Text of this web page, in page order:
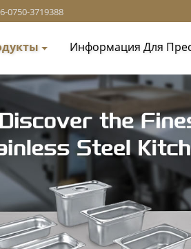
0750-3719388
Информация Для